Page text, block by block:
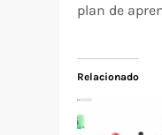
plan de
Relacionado